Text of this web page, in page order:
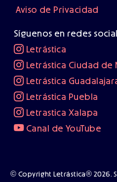
Aviso de Privacidad
Síguenos en redes
Letrástica
Letrástica Ciudad de
Letrástica
Letrástica Puebla
Letrastica Xalapa
Canal de YouTube
© Copyright Letrástica® 2026.